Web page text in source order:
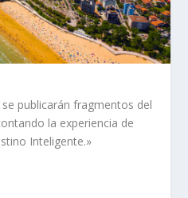
publicarán fragmentos del
la experiencia de
Inteligente.»